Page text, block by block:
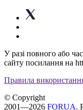
У разі повного або
сайту посилання на
Правила
© Copyright
2001—2026 FORUA.